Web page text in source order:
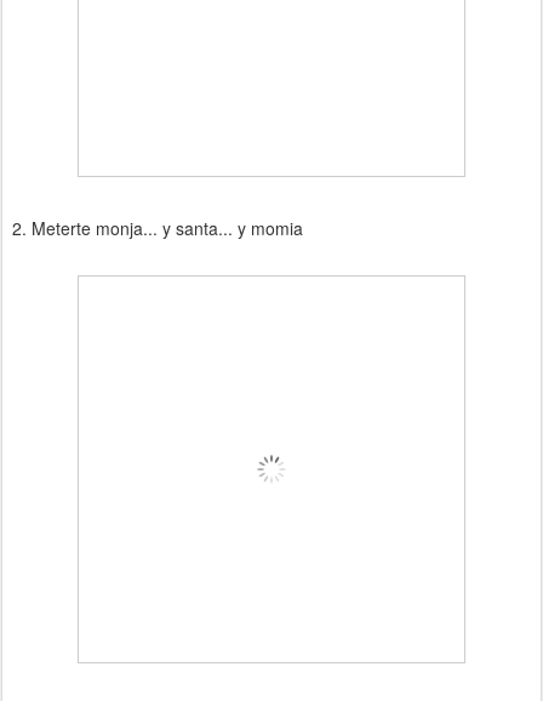
2. Meterte monja... y santa... y momia